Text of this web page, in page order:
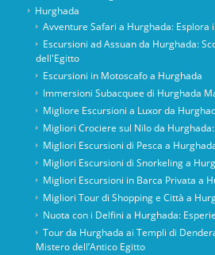
Hurghada
Avventure Safari a Hurghada: Esplora
Escursioni ad Assuan da Hurghada:
dell'Egitto
Escursioni in Motoscafo a Hurghada
Immersioni Subacquee di Hurghada
Migliore Escursioni a Luxor da
Migliori Crociere sul Nilo da
Migliori Escursioni di Pesca a
Migliori Escursioni di Snorkeling a
Migliori Escursioni in Barca Privata a
Migliori Tour di Shopping e Città a
Nuota con i Delfini a Hurghada:
Tour da Hurghada ai Templi di
Mistero dell’Antico Egitto